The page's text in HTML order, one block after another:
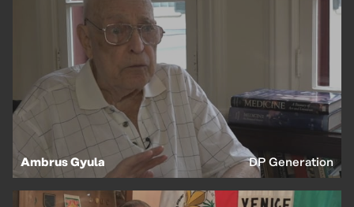
Ambrus Gyula DP Generation